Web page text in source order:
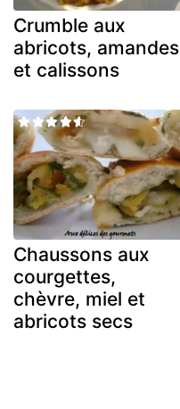
Crumble aux
abricots, amandes
et calissons
Chaussons aux
courgettes,
chèvre, miel et
abricots secs